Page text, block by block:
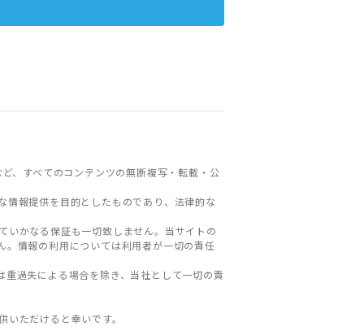
、すべてのコンテンツの無断複写・転載・公
報提供を目的としたものであり、法律的な
いかなる保証も一切致しません。当サイトの
情報の利用については利用者が一切の責任
過失による場合を除き、当社として一切の責
ただけると幸いです。